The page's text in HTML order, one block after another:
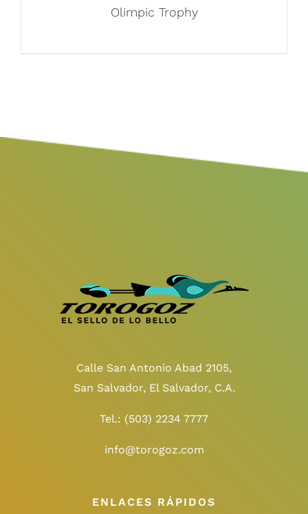
Olimpic Trophy
Calle San Antonio Abad 2105,
San Salvador, El Salvador, C.A.
Tel.: (503) 2234 7777
info@torogoz.com
ENLACES RÁPIDOS